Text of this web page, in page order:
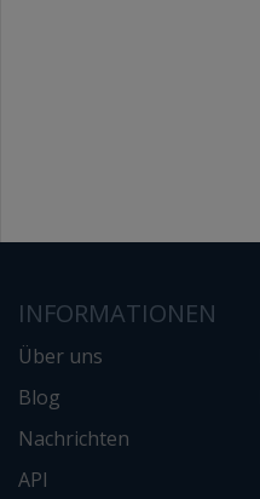
INFORMATIONEN
Über uns
Blog
Nachrichten
API